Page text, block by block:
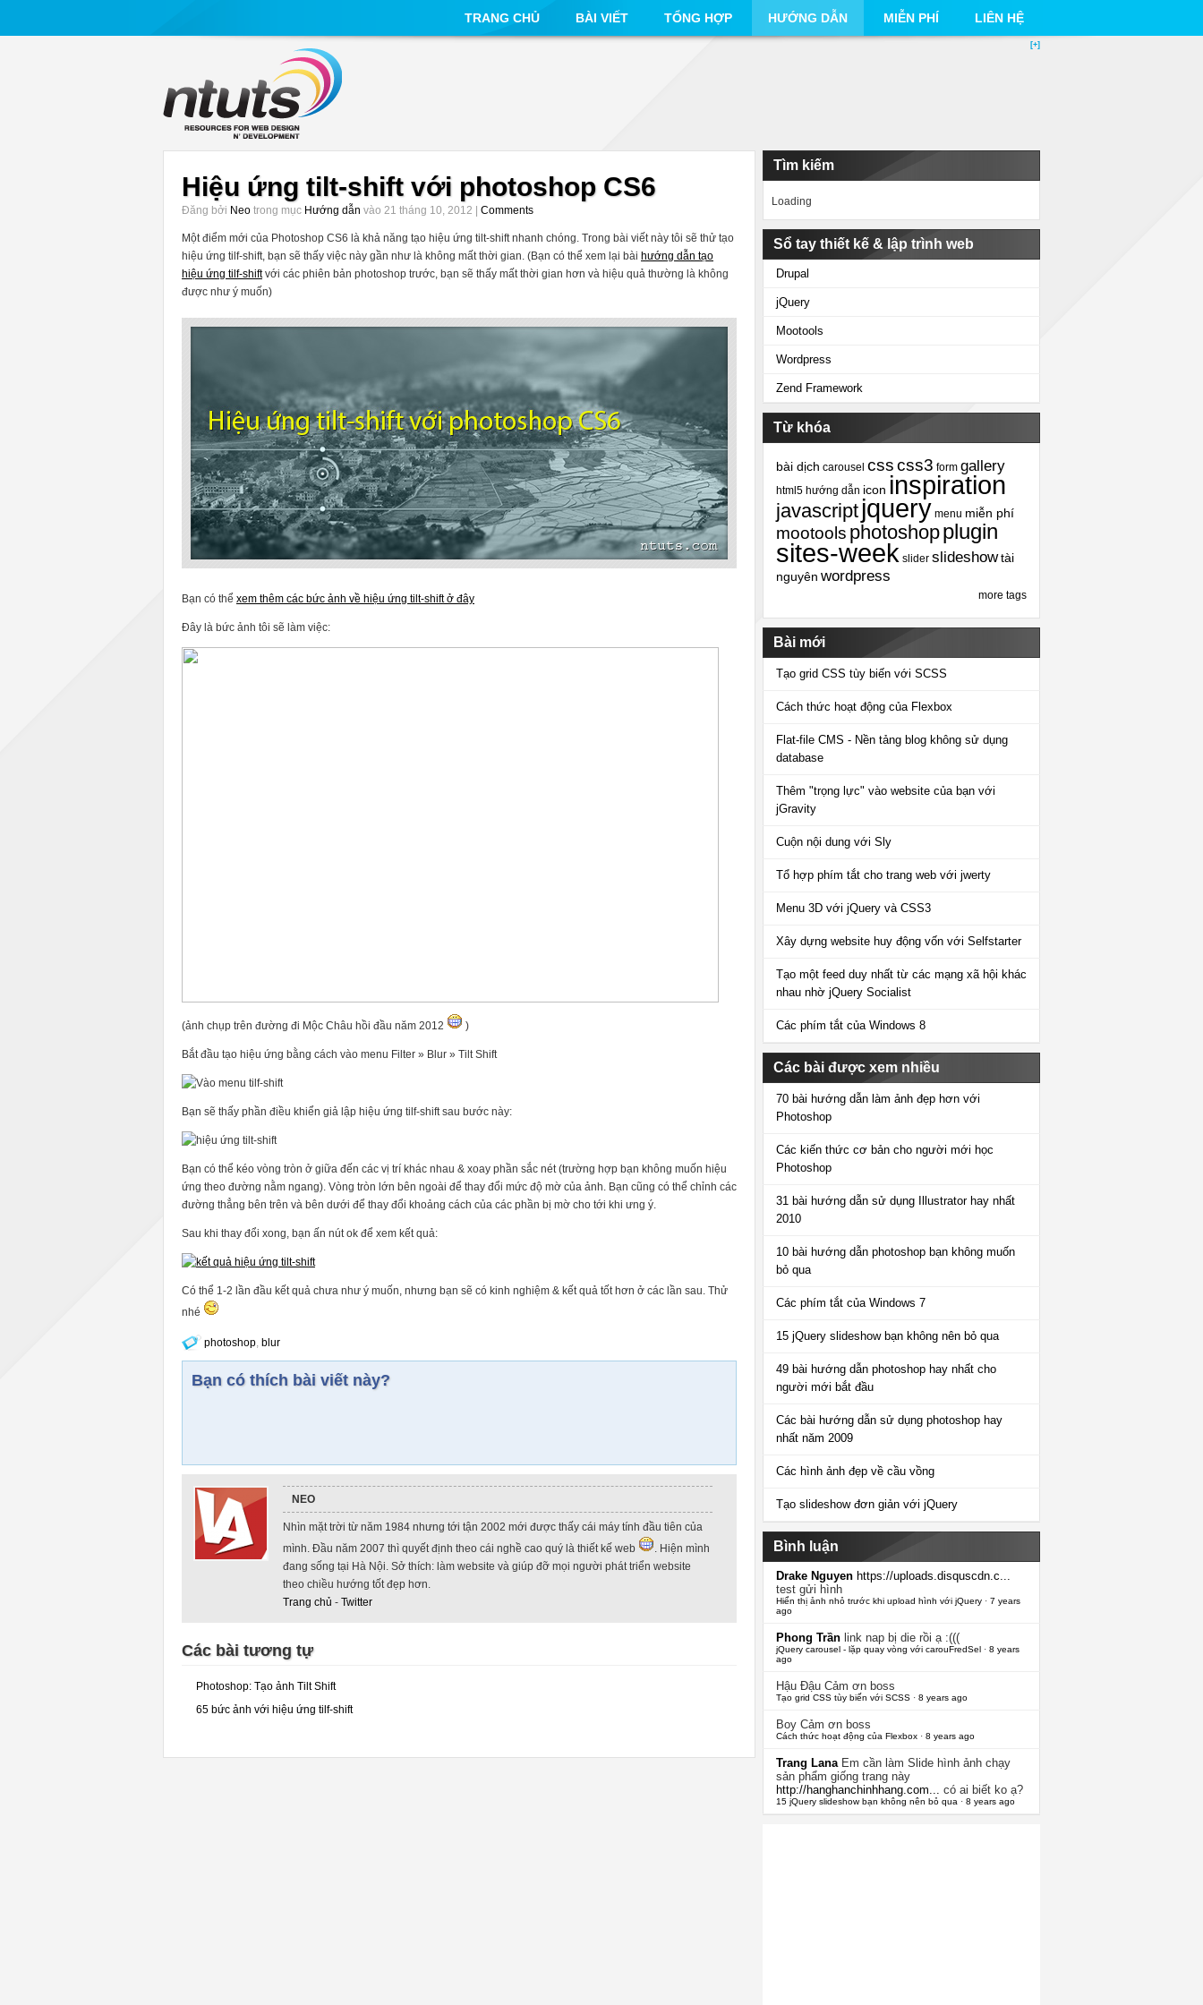
TRANG CHỦ BÀI VIẾT TỔNG HỢP HƯỚNG DẪN MIỄN PHÍ LIÊN HỆ
[+]
Hiệu ứng tilt-shift với photoshop CS6
Đăng bởi Neo trong mục Hướng dẫn vào 21 tháng 10, 2012 | Comments
Một điểm mới của Photoshop CS6 là khả năng tạo hiệu ứng tilt-shift nhanh chóng. Trong bài viết này tôi sẽ thử tạo
hiệu ứng tilf-shift, bạn sẽ thấy việc này gần như là không mất thời gian. (Bạn có thể xem lại bài hướng dẫn tạo
hiệu ứng tilf-shiftvới các phiên bản photoshop trước, bạn sẽ thấy mất thời gian hơn và hiệu quả thường là không
được như ý muốn)
Bạn có thể xem thêm các bức ảnh về hiệu ứng tilt-shift ở đây
Đây là bức ảnh tôi sẽ làm việc:
(ảnh chụp trên đường đi Mộc Châu hồi đầu năm 2012 )
Bắt đầu tạo hiệu ứng bằng cách vào menu Filter » Blur » Tilt Shift
Bạn sẽ thấy phần điều khiển giả lập hiệu ứng tilf-shift sau bước này:
Bạn có thể kéo vòng tròn ở giữa đến các vị trí khác nhau & xoay phần sắc nét (trường hợp bạn không muốn hiệu
ứng theo đường nằm ngang). Vòng tròn lớn bên ngoài để thay đổi mức độ mờ của ảnh. Bạn cũng có thể chỉnh các
đường thẳng bên trên và bên dưới để thay đổi khoảng cách của các phần bị mờ cho tới khi ưng ý.
Sau khi thay đổi xong, bạn ấn nút ok để xem kết quả:
Có thể 1-2 lần đầu kết quả chưa như ý muốn, nhưng bạn sẽ có kinh nghiệm & kết quả tốt hơn ở các lần sau. Thử
nhé
photoshop, blur
Bạn có thích bài viết này?
NEO
Nhìn mặt trời từ năm 1984 nhưng tới tận 2002 mới được thấy cái máy tính đầu tiên của
mình. Đầu năm 2007 thì quyết định theo cái nghề cao quý là thiết kế web
. Hiện mình
đang sống tại Hà Nội. Sở thích: làm website và giúp đỡ mọi người phát triển website
theo chiều hướng tốt đẹp hơn.
Trang chủ - Twitter
Các bài tương tự
Photoshop: Tạo ảnh Tilt Shift
65 bức ảnh với hiệu ứng tilf-shift
Tìm kiếm
Loading
Sổ tay thiết kế & lập trình web
Drupal
jQuery
Mootools
Wordpress
Zend Framework
Từ khóa
bài dịch carousel csscss3 form gallery
html5 hướng dẫn icon inspiration
javascript jquery menu miễn phí
mootools photoshopplugin
sites-week slider slideshowtài
nguyên wordpress
more tags
Bài mới
Tạo grid CSS tùy biến với SCSS
Cách thức hoạt động của Flexbox
Flat-file CMS - Nền tảng blog không sử dụng
database
Thêm "trọng lực" vào website của bạn với
jGravity
Cuộn nội dung với Sly
Tổ hợp phím tắt cho trang web với jwerty
Menu 3D với jQuery và CSS3
Xây dựng website huy động vốn với Selfstarter
Tạo một feed duy nhất từ các mạng xã hội khác
nhau nhờ jQuery Socialist
Các phím tắt của Windows 8
Các bài được xem nhiều
70 bài hướng dẫn làm ảnh đẹp hơn với
Photoshop
Các kiến thức cơ bản cho người mới học
Photoshop
31 bài hướng dẫn sử dụng Illustrator hay nhất
2010
10 bài hướng dẫn photoshop bạn không muốn
bỏ qua
Các phím tắt của Windows 7
15 jQuery slideshow bạn không nên bỏ qua
49 bài hướng dẫn photoshop hay nhất cho
người mới bắt đầu
Các bài hướng dẫn sử dụng photoshop hay
nhất năm 2009
Các hình ảnh đẹp về cầu vồng
Tạo slideshow đơn giản với jQuery
Bình luận
Drake Nguyen https://uploads.disquscdn.c...
test gửi hình
Hiển thị ảnh nhỏ trước khi upload hình với jQuery · 7 years
ago
Phong Trần link nap bị die rồi ạ :(((
jQuery carousel - lặp quay vòng với carouFredSel · 8 years
ago
Hậu Đậu Cảm ơn boss
Tạo grid CSS tùy biến với SCSS · 8 years ago
Boy Cảm ơn boss
Cách thức hoạt động của Flexbox · 8 years ago
Trang Lana Em cần làm Slide hình ảnh chạy
sản phẩm giống trang này
http://hanghanchinhhang.com... có ai biết ko ạ?
15 jQuery slideshow bạn không nên bỏ qua · 8 years ago